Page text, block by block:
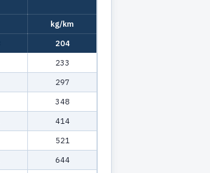
kg/km
204
233
297
348
414
521
644